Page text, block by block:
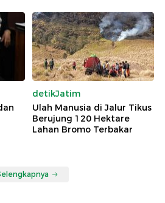
detikJatim
Ulah Manusia di Jalur Tikus
Berujung 120 Hektare
Lahan Bromo Terbakar